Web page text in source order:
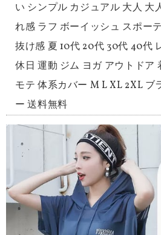
い シンプル カジュアル 大人 大
れ感 ラフ ボーイッシュ スポー
抜け感 夏 10代 20代 30代 40代
休日 運動 ジム ヨガ アウトドア
モテ 体系カバー M L XL 2XL ブ
ー 送料無料